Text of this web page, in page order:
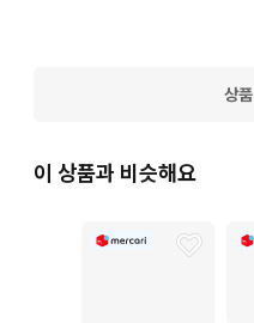
을 상품의 주체로 하며, 식품
글로벌 아이돌의 디스크나 굿
상
이 상품과 비슷해요